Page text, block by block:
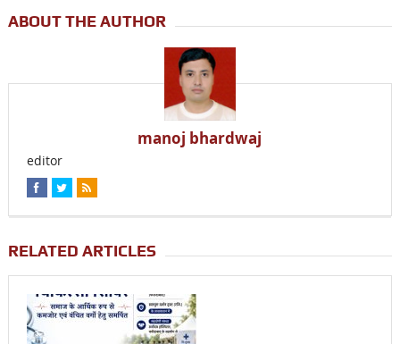
ABOUT THE AUTHOR
manoj bhardwaj
editor
RELATED ARTICLES